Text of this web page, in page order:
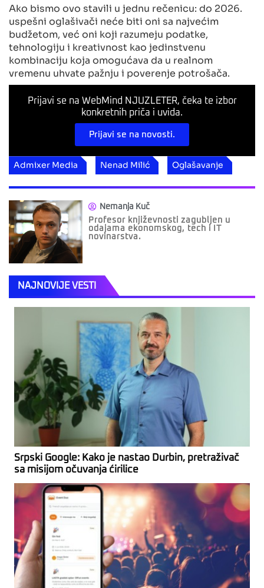
Ako bismo ovo stavili u jednu rečenicu: do 2026.
uspešni oglašivači neće biti oni sa najvećim
budžetom, već oni koji razumeju podatke,
tehnologiju i kreativnost kao jedinstvenu
kombinaciju koja omogućava da u realnom
vremenu uhvate pažnju i poverenje potrošača.
Prijavi se na WebMind NJUZLETER, čeka te izbor
konkretnih priča i uvida.
Prijavi se na novosti.
Admixer Media Nenad Milić Oglašavanje
Nemanja Kuč
Profesor književnosti zagubljen u
odajama ekonomskog, tech i IT
novinarstva.
NAJNOVIJE VESTI
Srpski Google: Kako je nastao Durbin, pretraživač
sa misijom očuvanja ćirilice